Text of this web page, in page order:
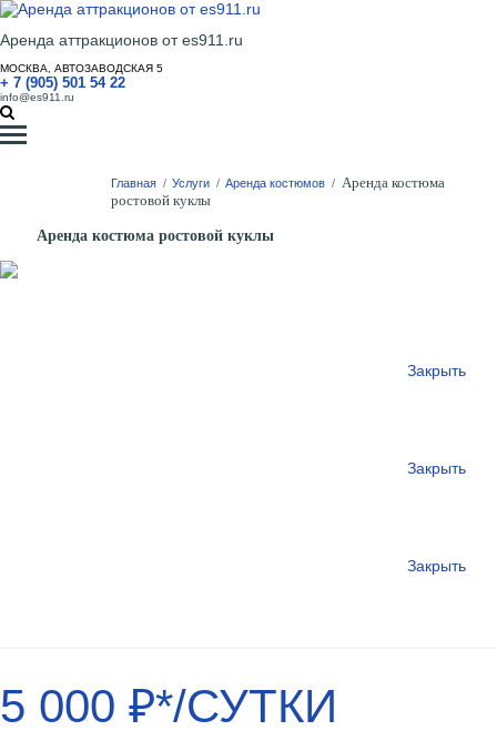
Аренда аттракционов от es911.ru
МОСКВА, АВТОЗАВОДСКАЯ 5
+ 7 (905) 501 54 22
info@es911.ru
Главная / Услуги / Аренда костюмов / Аренда костюма
ростовой куклы
Аренда костюма ростовой куклы
Закрыть
Закрыть
Закрыть
5 000 ₽*/СУТКИ